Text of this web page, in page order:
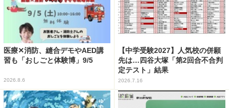
医療✕消防、縫合デモやAED講
習も「おしごと体験博」9/5
2026.8.6
【中学受験2027】人気校の併願
先は…四谷大塚「第2回合不合判
定テスト」結果
2026.7.16